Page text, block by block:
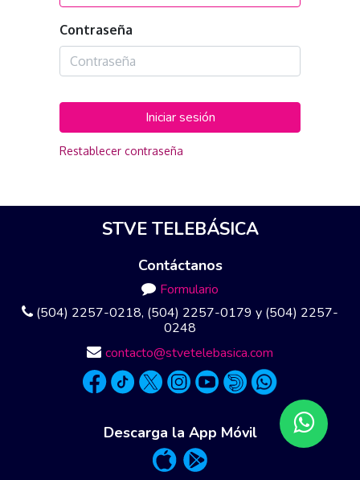
Contraseña
Iniciar sesión
Restablecer contraseña
STVE TELEBÁSICA
Contáctanos
Formulario
(504) 2257-0218, (504) 2257-0179 y (504) 2257-
0248
contacto@stvetelebasica.com
Descarga la App Móvil